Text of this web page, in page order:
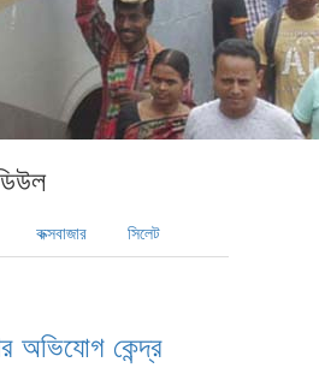
কক্সবাজার সিলেট
অভিযোগ কেন্দ্র